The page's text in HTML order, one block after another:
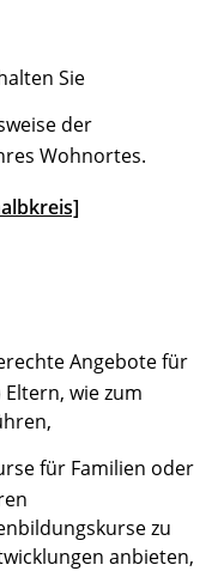
Sie
der
Wohnortes.
Angebote für
wie zum
für Familien oder
zu
anbieten,